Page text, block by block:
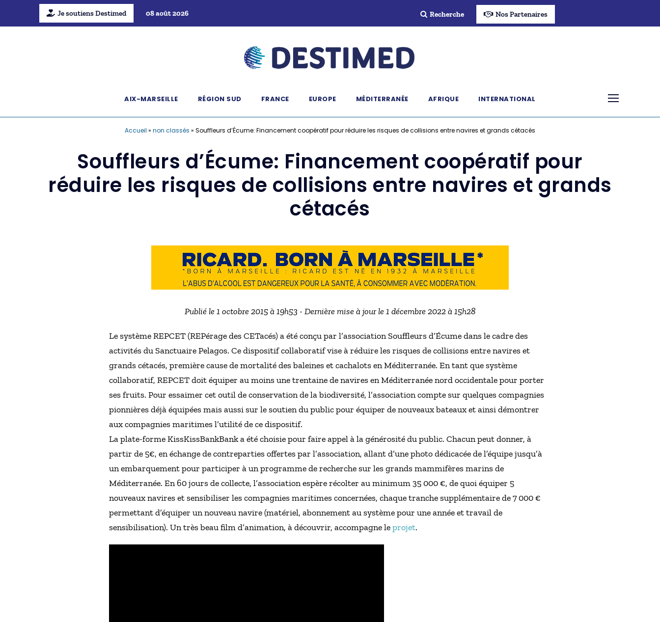
Je soutiens Destimed 08 août 2026 Recherche Nos Partenaires
AIX-MARSEILLE RÉGION SUD FRANCE EUROPE MÉDITERRANÉE AFRIQUE INTERNATIONAL
Accueil » non classés » Souffleurs d’Écume: Financement coopératif pour réduire les risques de collisions entre navires et grands cétacés
Souffleurs d’Écume: Financement coopératif pour
réduire les risques de collisions entre navires et grands
cétacés
Publié le 1 octobre 2015 à 19h53 - Dernière mise à jour le 1 décembre 2022 à 15h28
Le système REPCET (REPérage des CETacés) a été conçu par l’association Souffleurs d’Écume dans le cadre des
activités du Sanctuaire Pelagos. Ce dispositif collaboratif vise à réduire les risques de collisions entre navires et
grands cétacés, première cause de mortalité des baleines et cachalots en Méditerranée. En tant que système
collaboratif, REPCET doit équiper au moins une trentaine de navires en Méditerranée nord occidentale pour porter
ses fruits. Pour essaimer cet outil de conservation de la biodiversité, l’association compte sur quelques compagnies
pionnières déjà équipées mais aussi sur le soutien du public pour équiper de nouveaux bateaux et ainsi démontrer
aux compagnies maritimes l’utilité de ce dispositif.
La plate-forme KissKissBankBank a été choisie pour faire appel à la générosité du public. Chacun peut donner, à
partir de 5€, en échange de contreparties offertes par l’association, allant d’une photo dédicacée de l’équipe jusqu’à
un embarquement pour participer à un programme de recherche sur les grands mammifères marins de
Méditerranée. En 60 jours de collecte, l’association espère récolter au minimum 35 000 €, de quoi équiper 5
nouveaux navires et sensibiliser les compagnies maritimes concernées, chaque tranche supplémentaire de 7 000 €
permettant d’équiper un nouveau navire (matériel, abonnement au système pour une année et travail de
sensibilisation). Un très beau film d’animation, à découvrir, accompagne leprojet.